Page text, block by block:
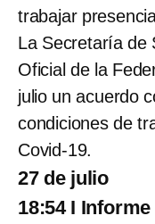
trabajar
La Secretaría de
Oficial de la
julio un acuerdo
condiciones de
Covid-19.
27 de julio
18:54 I